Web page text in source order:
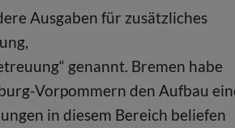
Ausgaben für zusätzliches
genannt. Bremen habe
Vorpommern den Aufbau
in diesem Bereich beliefen